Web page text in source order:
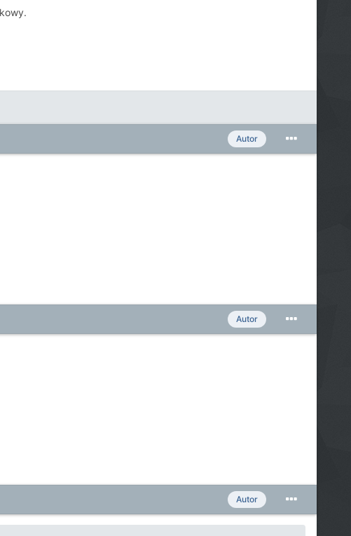
Autor
Autor
Autor